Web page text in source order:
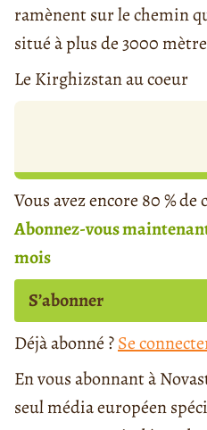
ramènent sur le chemin
situé à plus de 3000
Le Kirghizstan au coeur
Vous avez encore 80 %
Abonnez-vous
mois
S’abonner
Déjà abonné ?Se
En vous abonnant à
seul média européen